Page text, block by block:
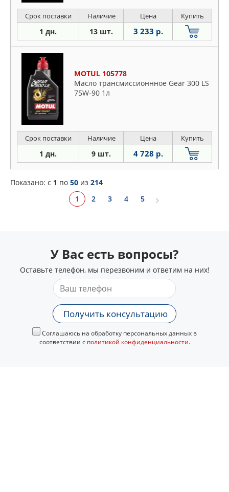
Срок поставки Наличие Цена Купить
1 дн. 13 шт. 3 233 р.
MOTUL 105778
Масло трансмиссионнное Gear 300 LS
75W-90 1л
Срок поставки Наличие Цена Купить
1 дн. 9 шт. 4 728 р.
Показано: c 1 по 50 из 214
1
2 3 4 5
У Вас есть вопросы?
Оставьте телефон, мы перезвоним и ответим на них!
Получить консультацию
Соглашаюсь на обработку персональных данных в
соответствии с политикой конфиденциальности.